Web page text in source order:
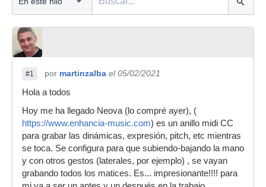
#1 por martinzalba el 05/02/2021
Hola a todos
Hoy me ha llegado Neova (lo compré ayer), (
https://www.enhancia-music.com) es un anillo midi CC
para grabar las dinámicas, expresión, pitch, etc mientras
se toca. Se configura para que subiendo-bajando la mano
y con otros gestos (laterales, por ejemplo) , se vayan
grabando todos los matices. Es... impresionante!!!! para